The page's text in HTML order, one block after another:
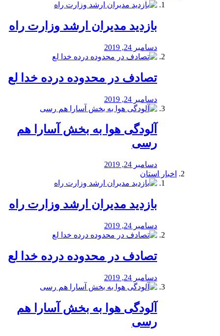
بازدید مدیران ارشد وزارت راه
دسامبر 24, 2019
تصادف در محدوده درده خدا لع
دسامبر 24, 2019
آلودگی هوا به بخش آسارا هم
رسی
دسامبر 24, 2019
اخبار استان
بازدید مدیران ارشد وزارت راه
دسامبر 24, 2019
تصادف در محدوده درده خدا لع
دسامبر 24, 2019
آلودگی هوا به بخش آسارا هم
رسی